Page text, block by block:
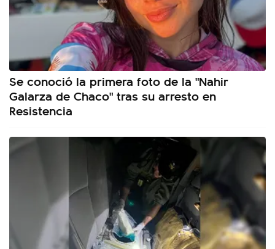
Se conoció la primera foto de la "Nahir
Galarza de Chaco" tras su arresto en
Resistencia